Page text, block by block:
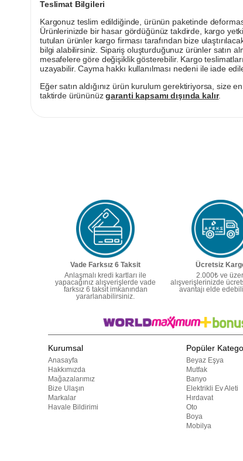
Teslimat Bilgileri
Kargonuz teslim edildiğinde, ürünün paketinde
Ürünlerinizde bir hasar gördüğünüz takdirde, kargo
tutulan ürünler kargo firması tarafından bize
bilgi alabilirsiniz. Sipariş oluşturduğunuz ürünler satın
mesafelere göre değişiklik gösterebilir. Kargo
uzayabilir. Cayma hakkı kullanılması nedeni ile iade
Eğer satın aldığınız ürün kurulum gerektiriyorsa, size
taktirde ürününüzgaranti kapsamı dışında kalır.
Vade Farksız 6 Taksit
Anlaşmalı kredi kartları ile
yapacağınız alışverişlerde vade
farksız 6 taksit imkanından
yararlanabilirsiniz.
Ücretsiz
2.000₺ ve
alışverişlerinizde
avantajı elde
Kurumsal
Anasayfa
Hakkımızda
Mağazalarımız
Bize Ulaşın
Markalar
Havale Bildirimi
Popüler
Beyaz Eşya
Mutfak
Banyo
Elektrikli Ev Aleti
Hırdavat
Oto
Boya
Mobilya